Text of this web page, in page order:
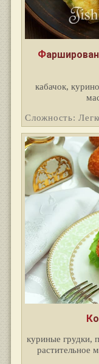
Фаршированные кабачки на сковороде в
кабачок,
Сложность:
куриные грудки,
растительное